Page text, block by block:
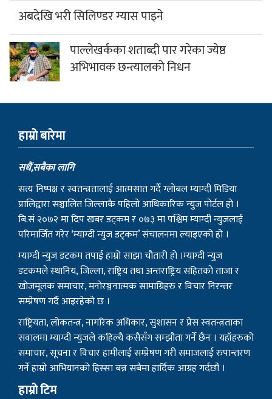
अबदेखि भरी सिलिण्डर ग्यास पाइने
पाल्लेखर्कका शताब्दी पार गरेका ज्येष्ठ
अभिभावक छन्त्यालको निधन
हाम्राे बारेमा
सधैं,सबैका लागि
सत्य निष्पक्ष र स्वतन्त्रतालाई आत्मसात गर्दै ग्लोबल म्याग्दी मिडिया
प्रालिद्वारा सञ्चालित जिल्लाकै पहिलो आधिकारिक न्युज पोर्टल हो ।
बि.सं २०७२ मा दिप खबर डट्कम र ०७३ मा पश्चिम म्याग्दी न्युजलाई
परिमार्जित गरेर ‘म्याग्दी न्युज डट्कम’ संचालनमा ल्याइएको हो ।
म्याग्दी न्युज डटकम तपाई हाम्रो साझा चौतारी हो ।म्याग्दी न्युज
डटकमले स्थानिय, जिल्ला, राष्ट्रिय तथा अन्तराष्ट्रिय सहितको ताजा र
खोजमूलक समाचार, मनोरञ्जनात्मक सामाग्रिहरु र विचार निरन्तर
सम्प्रेषण गर्दै आइरहेको छ ।
राष्ट्रियता, लोकतन्त्र, नागरिक अधिकार, सुशासन र प्रेस स्वतन्त्रताका
सवालमा म्याग्दी न्युजले कहिल्यै कसैसँग सम्झौता गर्ने छैन । यहाँहरुको
समाचार, सूचना र विचार हामीलाई सम्प्रेषण गरी समाजलाई रुपान्तरण
गर्ने हाम्रो आभियानको हिस्सा बन्न सबैमा हार्दिक आग्रह गर्दछौं ।
हाम्रो टिम